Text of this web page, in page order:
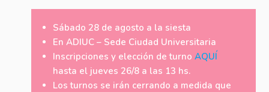
Sábado 28 de agosto a la siesta
En ADIUC – Sede Ciudad Universitaria
Inscripciones y elección de turnoAQUÍ
hasta el jueves 26/8 a las 13 hs.
Los turnos se irán cerrando a medida que